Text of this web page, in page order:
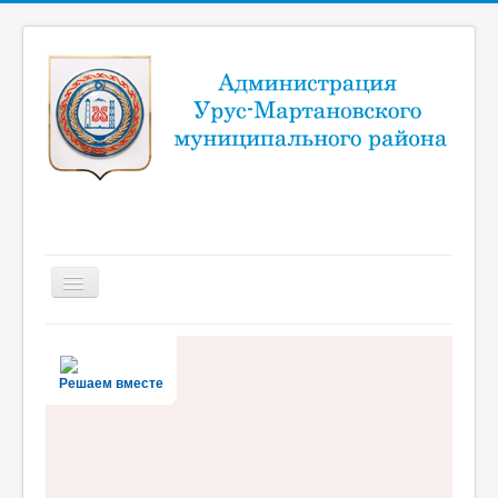
Включить/
выключить
Район
Решаем вместе